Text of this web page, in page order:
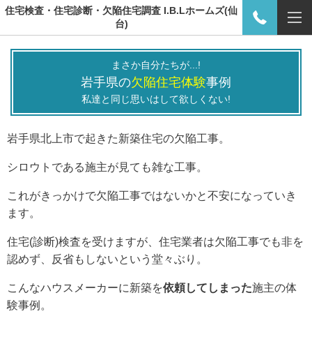
住宅検査・住宅診断・欠陥住宅調査 I.B.Lホームズ(仙
台)
まさか自分たちが...!
岩手県の欠陥住宅体験事例
私達と同じ思いはして欲しくない!
岩手県北上市で起きた新築住宅の欠陥工事。
シロウトである施主が見ても雑な工事。
これがきっかけで欠陥工事ではないかと不安になっていき
ます。
住宅(診断)検査を受けますが、住宅業者は欠陥工事でも非を
認めず、反省もしないという堂々ぶり。
こんなハウスメーカーに新築を依頼してしまった施主の体
験事例。